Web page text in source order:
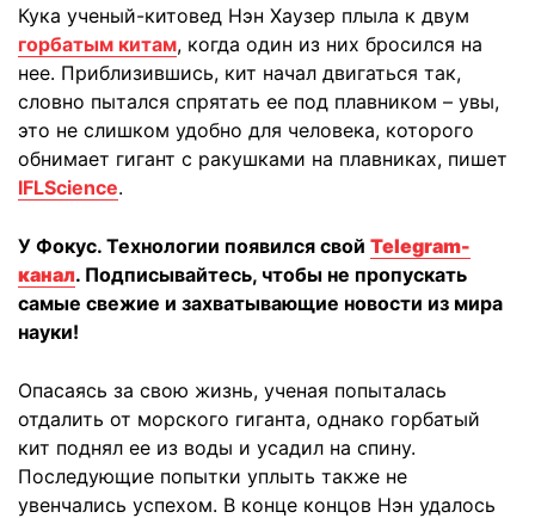
Кука ученый-китовед Нэн Хаузер плыла к двум
горбатым китам, когда один из них бросился на
нее. Приблизившись, кит начал двигаться так,
словно пытался спрятать ее под плавником – увы,
это не слишком удобно для человека, которого
обнимает гигант с ракушками на плавниках, пишет
IFLScience.
У Фокус. Технологии появился свой Telegram-
канал. Подписывайтесь, чтобы не пропускать
самые свежие и захватывающие новости из мира
науки!
Опасаясь за свою жизнь, ученая попыталась
отдалить от морского гиганта, однако горбатый
кит поднял ее из воды и усадил на спину.
Последующие попытки уплыть также не
увенчались успехом. В конце концов Нэн удалось